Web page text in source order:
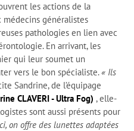
les actions de la
médecins généralistes
pathologies en lien avec
En arrivant, les
qui leur soumet un
vers le bon spécialiste.« Ils
Sandrine, de l’équipage
CLAVERI - Ultra Fog) , elle-
sont aussi présents pour
on offre des lunettes adaptées